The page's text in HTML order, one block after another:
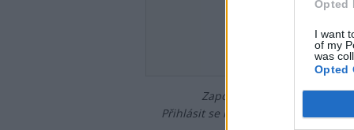
Opted
I want
of my
was
Opted
Zapomněli jste heslo?
Přihlásit se mohou jen ti, kteří se již